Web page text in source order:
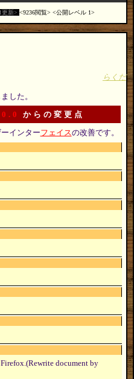
更新 9236閲覧 公開レベル 1
らくだ
した。
からの変更点
インターフェイスの改善です。
document by